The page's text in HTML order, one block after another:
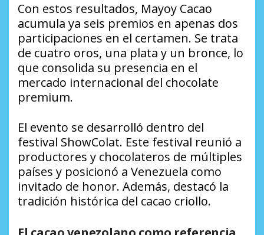
Con estos resultados, Mayoy Cacao
acumula ya seis premios en apenas dos
participaciones en el certamen. Se trata
de cuatro oros, una plata y un bronce, lo
que consolida su presencia en el
mercado internacional del chocolate
premium.
El evento se desarrolló dentro del
festival ShowColat. Este festival reunió a
productores y chocolateros de múltiples
países y posicionó a Venezuela como
invitado de honor. Además, destacó la
tradición histórica del cacao criollo.